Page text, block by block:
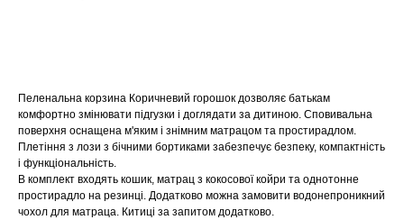
Пеленальна корзина Коричневий горошок дозволяє батькам
комфортно змінювати підгузки і доглядати за дитиною. Сповивальна
поверхня оснащена м'яким і знімним матрацом та простирадлом.
Плетіння з лози з бічними бортиками забезпечує безпеку, компактність
і функціональність.
В комплект входять кошик, матрац з кокосової койри та однотонне
простирадло на резинці. Додатково можна замовити водонепроникний
чохол для матраца. Китиці за запитом додатково.